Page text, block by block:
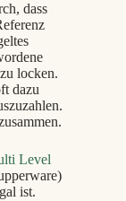
dass
locken.
dazu
Level
ist.